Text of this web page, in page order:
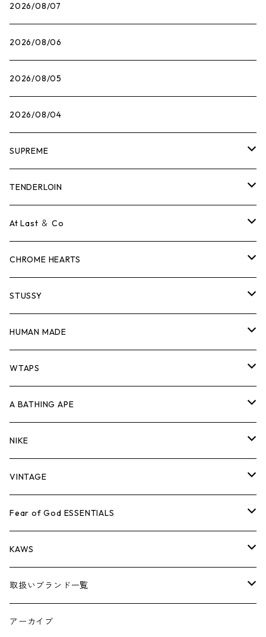
2026/08/07
2026/08/06
2026/08/05
2026/08/04
SUPREME
Tシャツ
ロンTEE
スウェット/ニット
シャツ
ジャケット
パンツ
キャップ・ハット
バッグ
シューズ
小物
コラボレーション
×THE NORTH FACE
×COMME des GARCONS
シーズンアイテム
26SS
BOX LOGOアイテム
TENDERLOIN
Tシャツ
ロンTEE
スウェット/ニット
シャツ
ジャケット
パンツ
キャップ・ハット
バッグ
シューズ
小物
At Last ＆ Co
Tシャツ
ロンTEE
スウェット/ニット
シャツ
ジャケット
パンツ
キャップ・ハット
バッグ
シューズ
小物
CHROME HEARTS
Tシャツ
ロンTEE
スウェット/ニット
シャツ
ジャケット
パンツ
キャップ・ハット
バッグ
シューズ
小物
STUSSY
Tシャツ
ロンTEE
スウェット/ニット
シャツ
ジャケット
パンツ
キャップ・ハット
バッグ
シューズ
HUMAN MADE
Tシャツ
ロンT
スウェット/ニット
シャツ
ジャケット
パンツ
キャップ
バッグ
WTAPS
Tシャツ
ロンTEE
スウェット/ニット
シャツ
ジャケット
パンツ
キャップ・ハット
A BATHING APE
Tシャツ
ロンTEE
スウェット/ニット
シャツ
ジャケット
パンツ
NIKE
シューズ
AIR JORDAN 1
AIR JORDAN 3
アパレル・小物
VINTAGE
Tシャツ
ロンTEE
スウェット/ニット
ジャケット
Fear of God ESSENTIALS
Tシャツ
ロンTEE
スウェット/ニット
KAWS
アパレル
小物
取扱いブランド一覧
A
アーカイブ